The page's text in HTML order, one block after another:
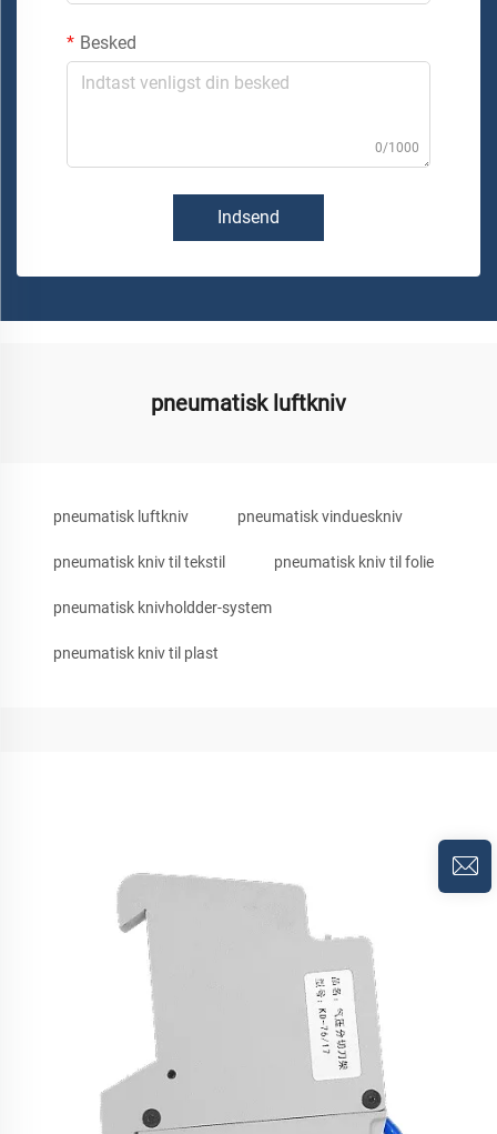
Besked
0/1000
Indsend
pneumatisk luftkniv
pneumatisk luftkniv pneumatisk vindueskniv
pneumatisk kniv til tekstil pneumatisk kniv til folie
pneumatisk knivholdder-system
pneumatisk kniv til plast